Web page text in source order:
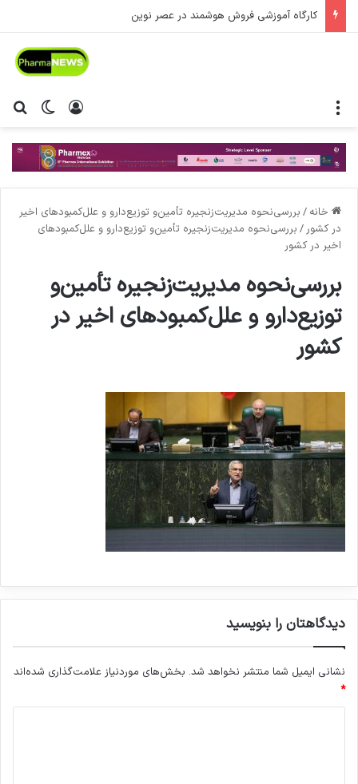
کارگاه آموزشی فروش هوشمند در عصر نوین
تغییر ورود
خانه / بررسی‌نحوه مدیریت‌زنجیره تأمین‌و توزیع‌دارو و علل‌کمبودهاي اخیر
در کشور / بررسی‌نحوه مدیریت‌زنجیره تأمین‌و توزیع‌دارو و علل‌کمبودهاي
اخیر در کشور
بررسی‌نحوه مدیریت‌زنجیره تأمین‌و
توزیع‌دارو و علل‌کمبودهاي اخیر در
کشور
دیدگاهتان را بنویسید
نشانی ایمیل شما منتشر نخواهد شد. بخش‌های موردنیاز علامت‌گذاری شده‌اند
*